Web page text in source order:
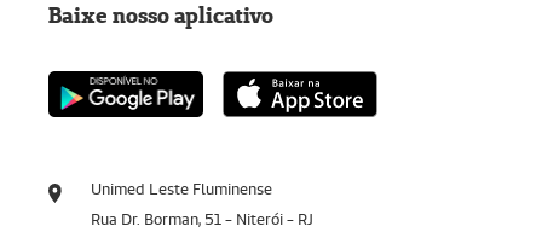
Unimed Leste Fluminense
Rua Dr. Borman, 51 - Niterói - RJ
Baixe nosso aplicativo